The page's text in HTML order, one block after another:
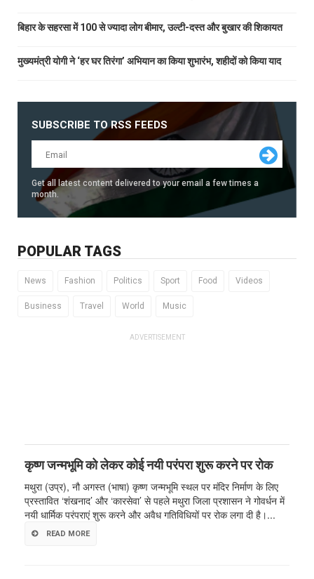
बिहार के सहरसा में 100 से ज्यादा लोग बीमार, उल्टी-दस्त और बुखार की शिकायत
मुख्यमंत्री योगी ने ‘हर घर तिरंगा’ अभियान का किया शुभारंभ, शहीदों को किया याद
SUBSCRIBE TO RSS FEEDS
Get all latest content delivered to your email a few times a
month.
POPULAR TAGS
News Fashion Politics Sport Food Videos
Business Travel World Music
ADVERTISEMENT
कृष्ण जन्मभूमि को लेकर कोई नयी परंपरा शुरू करने पर रोक
मथुरा (उप्र), नौ अगस्त (भाषा) कृष्ण जन्मभूमि स्थल पर मंदिर निर्माण के लिए
प्रस्तावित ‘शंखनाद’ और ‘कारसेवा’ से पहले मथुरा जिला प्रशासन ने गोवर्धन में
नयी धार्मिक परंपराएं शुरू करने और अवैध गतिविधियों पर रोक लगा दी है।...
READ MORE